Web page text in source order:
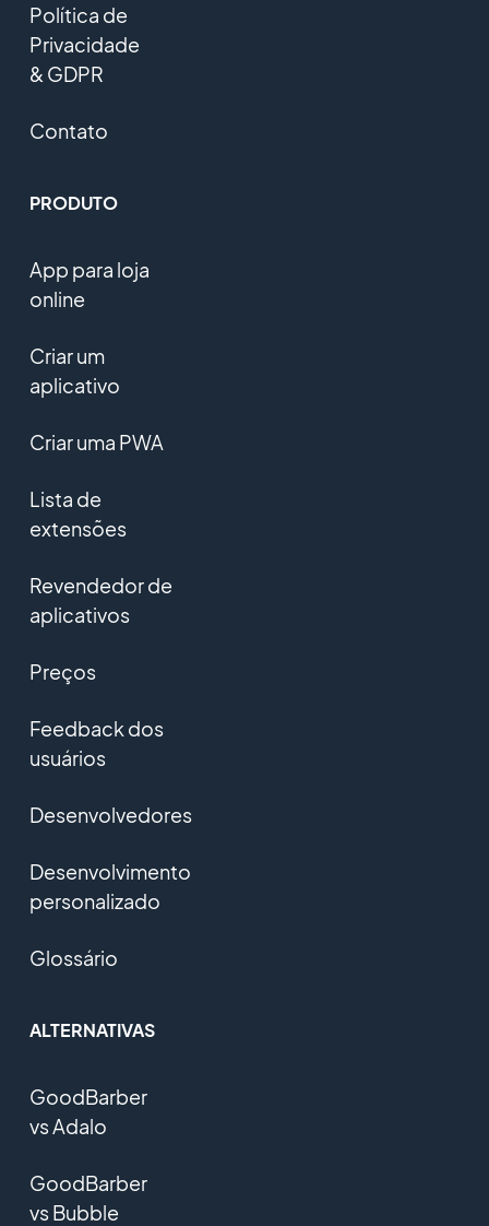
Política de
Privacidade
& GDPR
Contato
PRODUTO
App para loja
online
Criar um
aplicativo
Criar uma PWA
Lista de
extensões
Revendedor de
aplicativos
Preços
Feedback dos
usuários
Desenvolvedores
Desenvolvimento
personalizado
Glossário
ALTERNATIVAS
GoodBarber
vs Adalo
GoodBarber
vs Bubble